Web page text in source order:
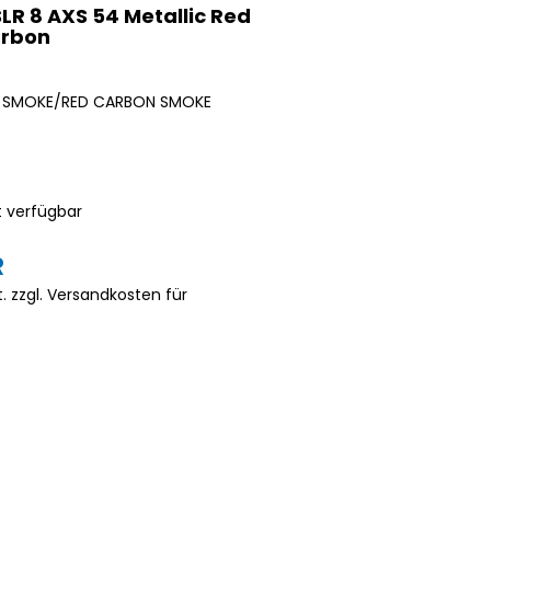
8 AXS 54 Metallic Red
RED CARBON SMOKE
verfügbar
zzgl. Versandkosten für